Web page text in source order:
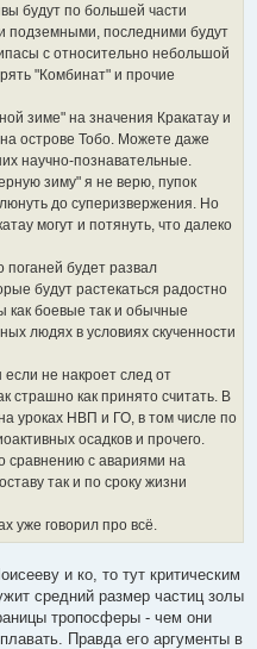
будут по большей части
последними будут
с относительно небольшой
"Комбинат" и прочие
зиме" на значения Кракатау и
острове Тобо. Можете даже
научно-познавательные.
зиму" я не верю, пупок
до суперизвержения. Но
могут и потянуть, что далеко
поганей будет развал
будут растекаться радостно
как боевые так и обычные
людях в условиях скученности
не накроет след от
страшно как принято считать. В
уроках НВП и ГО, в том числе по
осадков и прочего.
сравнению с авариями на
так и по сроку жизни
уже говорил про всё.
и ко, то тут критическим
средний размер частиц золы
тропосферы - чем они
Правда его аргументы в